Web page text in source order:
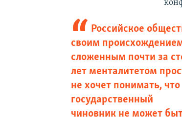
Российское
своим
сложенным почти за
лет менталитетом
не хочет понимать, что
государственный
чиновник не может